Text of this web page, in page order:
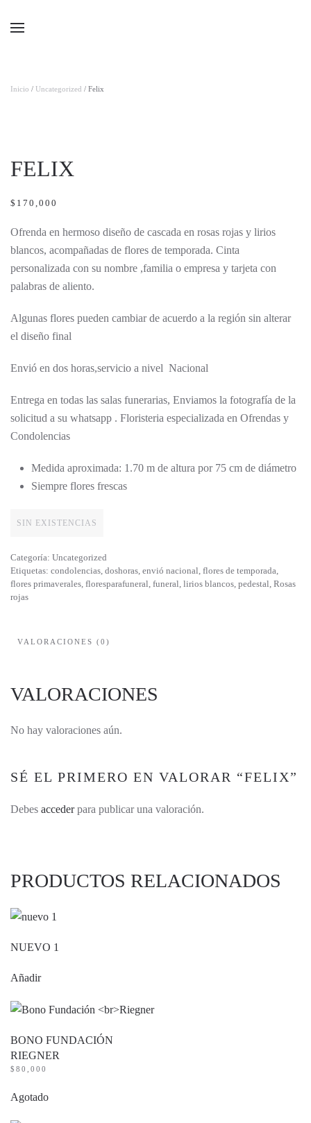
Inicio / Uncategorized / Felix
FELIX
$ 170,000
Ofrenda en hermoso diseño de cascada en rosas rojas y lirios
blancos, acompañadas de flores de temporada. Cinta
personalizada con su nombre ,familia o empresa y tarjeta con
palabras de aliento.
Algunas flores pueden cambiar de acuerdo a la región sin alterar
el diseño final
Envió en dos horas,servicio a nivel Nacional
Entrega en todas las salas funerarias, Enviamos la fotografía de la
solicitud a su whatsapp . Floristeria especializada en Ofrendas y
Condolencias
Medida aproximada: 1.70 m de altura por 75 cm de diámetro
Siempre flores frescas
SIN EXISTENCIAS
Categoría: Uncategorized
Etiquetas: condolencias, doshoras, envió nacional, flores de temporada,
flores primaverales, floresparafuneral, funeral, lirios blancos, pedestal, Rosas
rojas
VALORACIONES (0)
VALORACIONES
No hay valoraciones aún.
SÉ EL PRIMERO EN VALORAR “FELIX”
Debes accederpara publicar una valoración.
PRODUCTOS RELACIONADOS
NUEVO 1
Añadir
BONO FUNDACIÓN
RIEGNER
$ 80,000
Agotado